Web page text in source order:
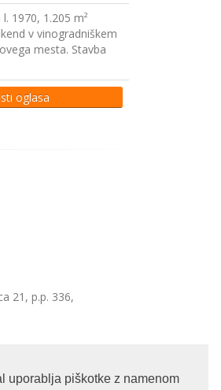
uporablja piškotke z namenom
1970, 1.205 m²
v vinogradniškem
mesta. Stavba
oglasa
21, p.p. 336,